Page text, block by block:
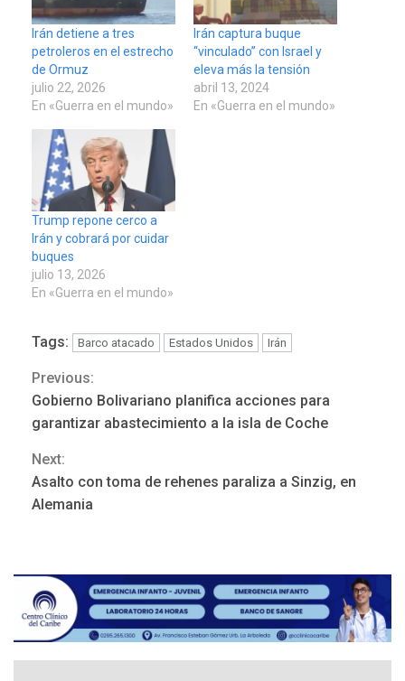
Irán detiene a tres
petroleros en el estrecho
de Ormuz
julio 22, 2026
En «Guerra en el mundo»
Irán captura buque
“vinculado” con Israel y
eleva más la tensión
abril 13, 2024
En «Guerra en el mundo»
Trump repone cerco a
Irán y cobrará por cuidar
buques
julio 13, 2026
En «Guerra en el mundo»
Tags: Barco atacado Estados Unidos Irán
Continue
Reading
Previous:
Gobierno Bolivariano planifica acciones para
garantizar abastecimiento a la isla de Coche
Next:
Asalto con toma de rehenes paraliza a Sinzig, en
Alemania
gestión
REGIONALES ÚLTIMA HORA
Reparan hundimiento de la
«Juan Bautista Arismendi» a